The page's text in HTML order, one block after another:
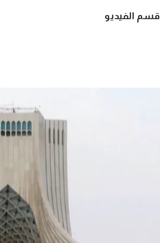
قسم الفيديو